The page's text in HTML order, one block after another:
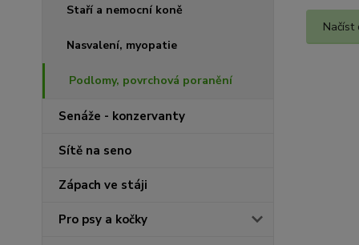
Staří a nemocní koně
Nasvalení, myopatie
Podlomy, povrchová poranění
Senáže - konzervanty
Sítě na seno
Zápach ve stáji
Pro psy a kočky
Načíst